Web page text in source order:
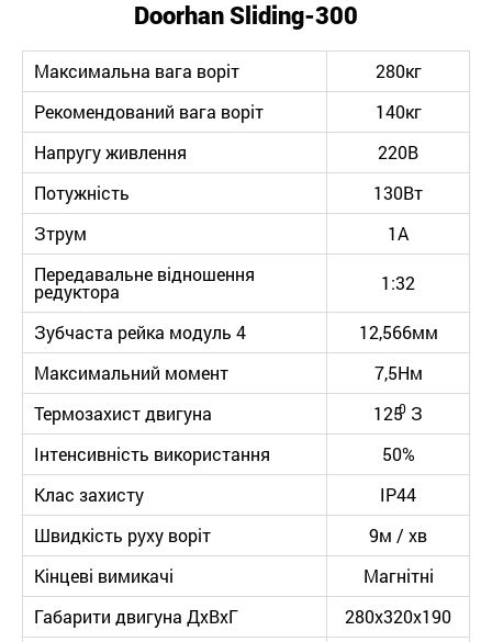
DoorhanSliding-300
Максимальна вага воріт
280кг
Рекомендований вага воріт
140кг
Напругу живлення
220В
Потужність
130Вт
Зтрум
1А
Передавальне відношення
редуктора 1:32
Зубчаста рейка модуль 4
12,566мм
Максимальний момент
7,5Нм
Термозахист двигуна
1250 З
Інтенсивність використання
50%
Клас захисту
IP44
Швидкість руху воріт
9м / хв
Кінцеві вимикачі
Магнітні
Габарити двигуна ДхВхГ
280х320х190